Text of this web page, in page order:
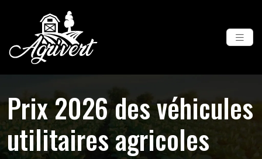
Prix 2026 des véhicules
utilitaires agricoles